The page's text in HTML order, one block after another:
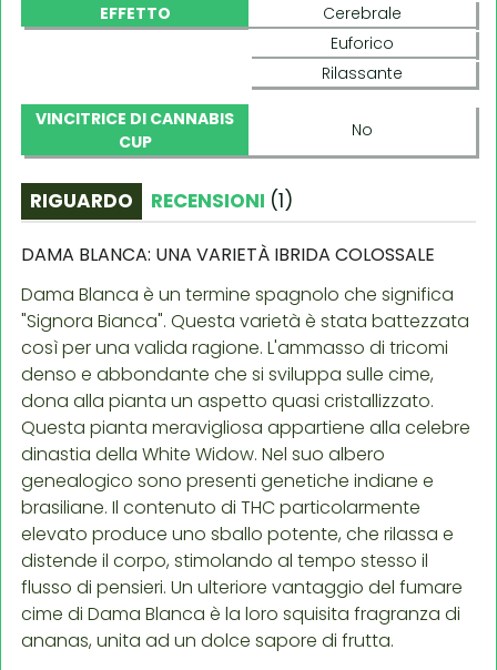
EFFETTO
Cerebrale
Euforico
Rilassante
VINCITRICE DI CANNABIS
CUP
No
RIGUARDO RECENSIONI (1)
DAMA BLANCA: UNA VARIETÀ IBRIDA COLOSSALE
Dama Blanca è un termine spagnolo che significa
"Signora Bianca". Questa varietà è stata battezzata
così per una valida ragione. L'ammasso di tricomi
denso e abbondante che si sviluppa sulle cime,
dona alla pianta un aspetto quasi cristallizzato.
Questa pianta meravigliosa appartiene alla celebre
dinastia della White Widow. Nel suo albero
genealogico sono presenti genetiche indiane e
brasiliane. Il contenuto di THC particolarmente
elevato produce uno sballo potente, che rilassa e
distende il corpo, stimolando al tempo stesso il
flusso di pensieri. Un ulteriore vantaggio del fumare
cime di Dama Blanca è la loro squisita fragranza di
ananas, unita ad un dolce sapore di frutta.